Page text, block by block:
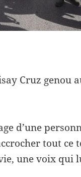
Cruz genou
d’une
tout
une voix qui